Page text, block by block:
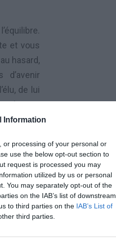
Information
or processing of your personal or
use the below opt-out section to
request is processed you may
utilized by us or personal
You may separately opt-out of the
on the IAB’s list of downstream
to third parties on the IAB’s List of
third parties.
et vous
hasard,
de lui
à vous
un peu
rigidité
souffle à
(trop)
Essayez